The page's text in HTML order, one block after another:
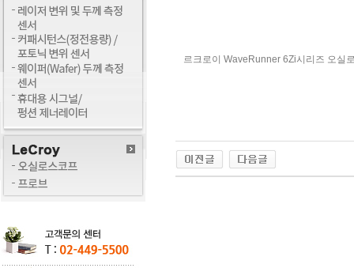
르크로이 WaveRunner 6Zi시리즈 오실